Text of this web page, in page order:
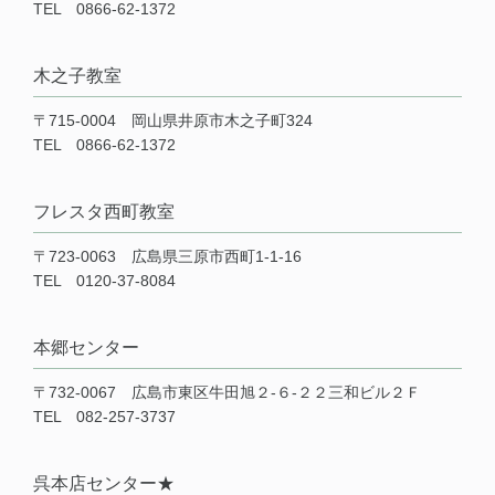
TEL 0866-62-1372
木之子教室
〒715-0004 岡山県井原市木之子町324
TEL 0866-62-1372
フレスタ西町教室
〒723-0063 広島県三原市西町1-1-16
TEL 0120-37-8084
本郷センター
〒732-0067 広島市東区牛田旭２-６-２２三和ビル２Ｆ
TEL 082-257-3737
呉本店センター★